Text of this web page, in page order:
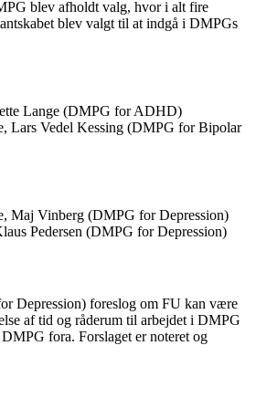
blev afholdt valg, hvor i alt fire
blev valgt til at indgå i DMPGs
Lange (DMPG for ADHD)
Lars Vedel Kessing (DMPG for Bipolar
Maj Vinberg (DMPG for Depression)
Pedersen (DMPG for Depression)
Depression) foreslog om FU kan være
af tid og råderum til arbejdet i DMPG
fora. Forslaget er noteret og